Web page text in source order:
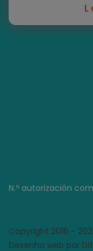
L
N.º autorización
Copyright 2016 -
Desenho web por